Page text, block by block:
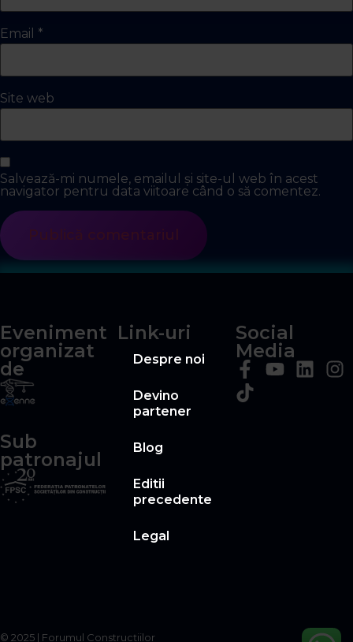
Email *
Site web
Salvează-mi numele, emailul și site-ul web în acest
navigator pentru data viitoare când o să comentez.
Eveniment
organizat
de
Sub
patronajul
Link-uri
Despre noi
Devino
partener
Blog
Editii
precedente
Legal
Social
Media
© 2025 | Forumul Construcţiilor